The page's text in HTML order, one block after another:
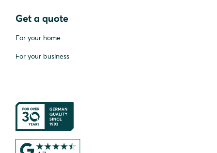
Get a quote
For your home
For your business